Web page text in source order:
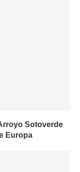
Sotoverde
Europa